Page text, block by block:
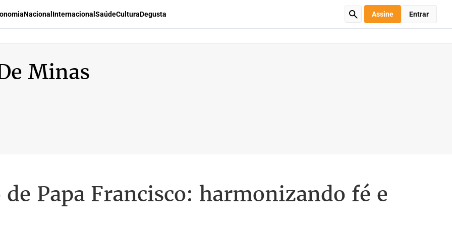
Nacional Internacional SaúdeCulturaDegusta Assine Entrar
Minas
Papa Francisco: harmonizando fé e